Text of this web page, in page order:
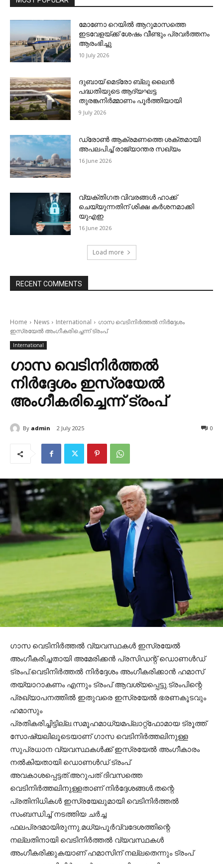
മോണോ റെയില്‍ ആറുമാസത്തെ
ഇടവേളയ്ക്ക് ശേഷം വീണ്ടും പ്രവര്‍ത്തനം
ആരംഭിച്ചു
10 July 2026
ദുബായ് മെട്രോ ബ്ലു ലൈന്‍
പദ്ധതിയുടെ ആദ്യഘട്ട
തുരങ്കനിര്‍മ്മാണം പൂര്‍ത്തിയായി
9 July 2026
ഡ്രോണ്‍ ആക്രമണത്തെ ശക്തമായി
അപലപിച്ച് രാജ്യാന്തര സഖ്യം
16 June 2026
വ്യക്തിഗത വിവരങ്ങള്‍ ഹാക്ക്
ചെയ്യുന്നതിന് ശിക്ഷ കര്‍ശനമാക്കി
യുഎഇ
16 June 2026
Load more
RECENT COMMENTS